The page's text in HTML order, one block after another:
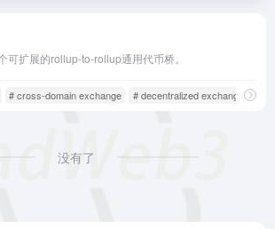
可扩展的rollup-to-rollup通用代币桥。
# cross-domain exchange # decentralized exchange
没有了